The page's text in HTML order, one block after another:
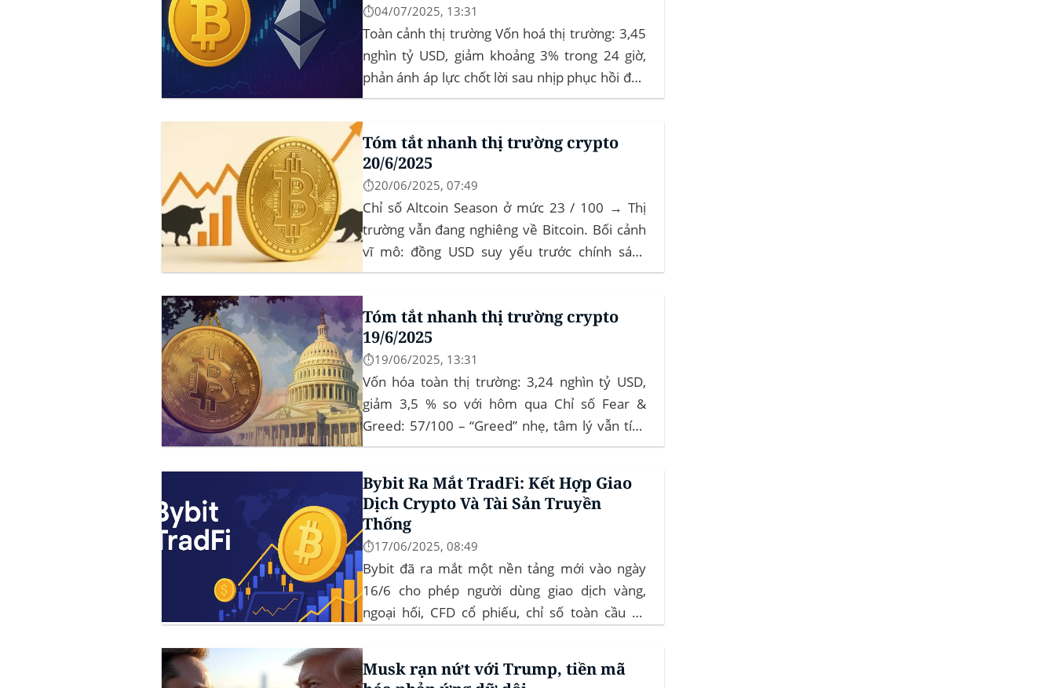
⏱️04/07/2025, 13:31
Toàn cảnh thị trường Vốn hoá thị trường: 3,45
nghìn tỷ USD, giảm khoảng 3% trong 24 giờ,
phản ánh áp lực chốt lời sau nhịp phục hồi đầu
tháng‍ Bitcoin dominance: ở mức 63%, giữ
vững vai trò dẫn dắt khi altcoin điều chỉnh nhẹ.
Tin tức nổi bật...
Tóm tắt nhanh thị trường crypto
20/6/2025
⏱️20/06/2025, 07:49
Chỉ số Altcoin Season ở mức 23 / 100 → Thị
trường vẫn đang nghiêng về Bitcoin. Bối cảnh
vĩ mô: đồng USD suy yếu trước chính sách
“Trumponomics”, nhà đầu tư tìm đến vàng và
crypto như “nơi trú ẩn” mới. Sự kiện Chi tiết
Hack 100 triệu USD...
Tóm tắt nhanh thị trường crypto
19/6/2025
⏱️19/06/2025, 13:31
Vốn hóa toàn thị trường: 3,24 nghìn tỷ USD,
giảm 3,5 % so với hôm qua Chỉ số Fear &
Greed: 57/100 – “Greed” nhẹ, tâm lý vẫn tích
cực Xu hướng: BTC giữ vững 104 k USD sẽ
củng cố đà đi ngang-tích lũy, tạo bàn đạp cho
altcoin...
Bybit Ra Mắt TradFi: Kết Hợp Giao
Dịch Crypto Và Tài Sản Truyền
Thống
⏱️17/06/2025, 08:49
Bybit đã ra mắt một nền tảng mới vào ngày
16/6 cho phép người dùng giao dịch vàng,
ngoại hối, CFD cổ phiếu, chỉ số toàn cầu và
đây là lần đầu tiên một sàn giao dịch tiền mã
hóa...
Musk rạn nứt với Trump, tiền mã